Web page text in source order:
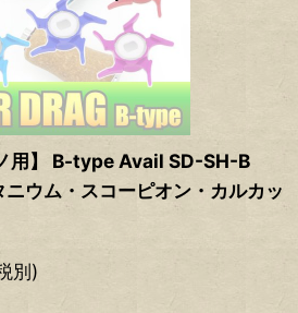
用】 B-type Avail SD-SH-B
ニウム・スコーピオン・カルカッ
別)